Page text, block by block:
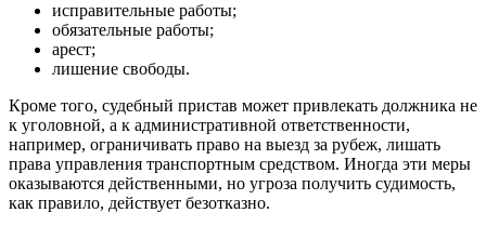
исправительные работы;
обязательные работы;
арест;
лишение свободы.
Кроме того, судебный пристав может привлекать должника не
к уголовной, а к административной ответственности,
например, ограничивать право на выезд за рубеж, лишать
права управления транспортным средством. Иногда эти меры
оказываются действенными, но угроза получить судимость,
как правило, действует безотказно.